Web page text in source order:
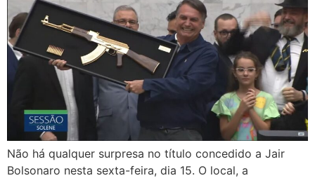
Não há qualquer surpresa no título concedido a Jair
Bolsonaro nesta sexta-feira, dia 15. O local, a